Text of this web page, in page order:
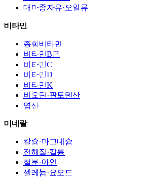
대마종자유·오일류
비타민
종합비타민
비타민B군
비타민C
비타민D
비타민K
비오틴·판토텐산
엽산
미네랄
칼슘·마그네슘
전해질·칼륨
철분·아연
셀레늄·요오드